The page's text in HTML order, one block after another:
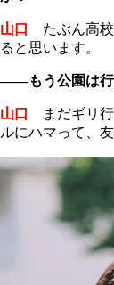
山口
たぶん高校
ると思います。
――もう公園は行
山口
まだギリ行
ルにハマって、